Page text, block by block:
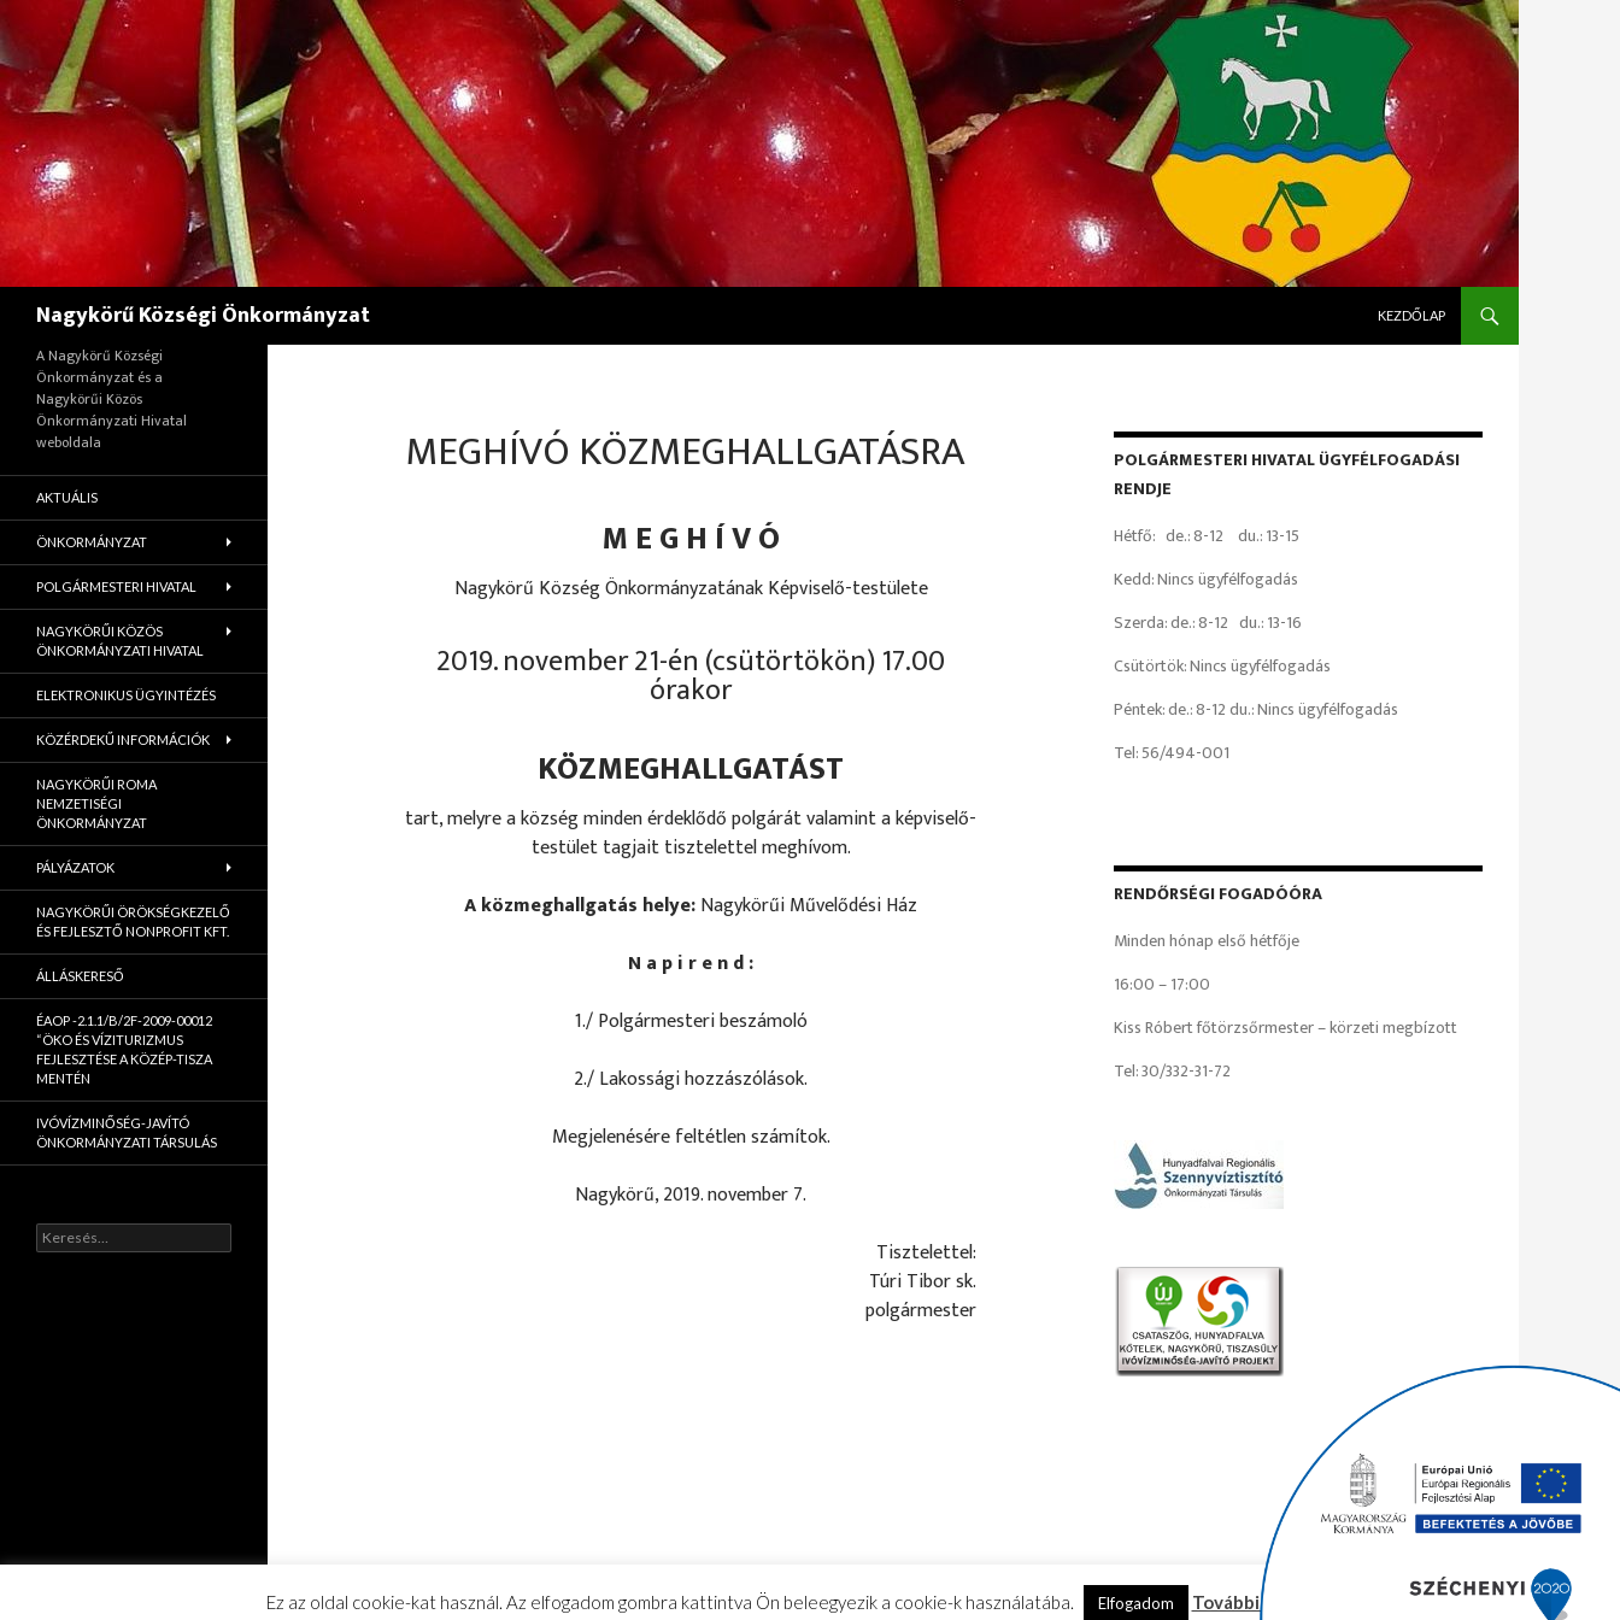
Nagykörű Községi Önkormányzat
KEZDŐLAP
MEGHÍVÓ KÖZMEGHALLGATÁSRA
M E G H Í V Ó
Nagykörű Község Önkormányzatának Képviselő-testülete
2019. november 21-én (csütörtökön) 17.00
órakor
KÖZMEGHALLGATÁST
tart, melyre a község minden érdeklődő polgárát valamint a képviselő-
testület tagjait tisztelettel meghívom.
A közmeghallgatás helye:Nagykörűi Művelődési Ház
N a p i r e n d :
1./ Polgármesteri beszámoló
2./ Lakossági hozzászólások.
Megjelenésére feltétlen számítok.
Nagykörű, 2019. november 7.
Tisztelettel:
Túri Tibor sk.
polgármester
POLGÁRMESTERI HIVATAL ÜGYFÉLFOGADÁSI
RENDJE
Hétfő: de.: 8-12 du.: 13-15
Kedd: Nincs ügyfélfogadás
Szerda: de.: 8-12 du.: 13-16
Csütörtök: Nincs ügyfélfogadás
Péntek: de.: 8-12 du.: Nincs ügyfélfogadás
Tel: 56/494-001
RENDŐRSÉGI FOGADÓÓRA
Minden hónap első hétfője
16:00 – 17:00
Kiss Róbert főtörzsőrmester – körzeti megbízott
Tel: 30/332-31-72
A Nagykörű Községi
Önkormányzat és a
Nagykörűi Közös
Önkormányzati Hivatal
weboldala
AKTUÁLIS
ÖNKORMÁNYZAT
POLGÁRMESTERI HIVATAL
NAGYKÖRŰI KÖZÖS
ÖNKORMÁNYZATI HIVATAL
ELEKTRONIKUS ÜGYINTÉZÉS
KÖZÉRDEKŰ INFORMÁCIÓK
NAGYKÖRŰI ROMA
NEMZETISÉGI
ÖNKORMÁNYZAT
PÁLYÁZATOK
NAGYKÖRŰI ÖRÖKSÉGKEZELŐ
ÉS FEJLESZTŐ NONPROFIT KFT.
ÁLLÁSKERESŐ
ÉAOP -2.1.1/B/2F-2009-00012
“ÖKO ÉS VÍZITURIZMUS
FEJLESZTÉSE A KÖZÉP-TISZA
MENTÉN
IVÓVÍZMINŐSÉG-JAVÍTÓ
ÖNKORMÁNYZATI TÁRSULÁS
K
e
Ez az oldal cookie-kat használ. Az elfogadom gombra kattintva Ön beleegyezik a cookie-k használatába. Elfogadom További információ